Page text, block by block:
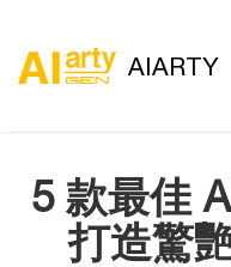
AIARTY
5 款最佳
打造驚